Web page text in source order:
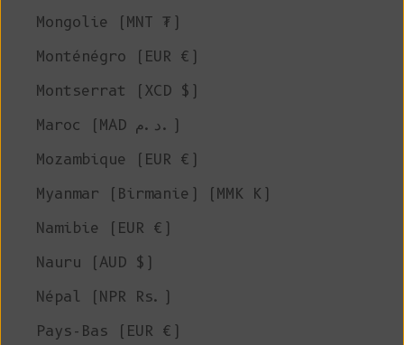
Mongolie (MNT ₮)
Monténégro (EUR €)
Montserrat (XCD $)
Maroc (MAD د.م.)
Mozambique (EUR €)
Myanmar (Birmanie) (MMK K)
Namibie (EUR €)
Nauru (AUD $)
Népal (NPR Rs.)
Pays-Bas (EUR €)